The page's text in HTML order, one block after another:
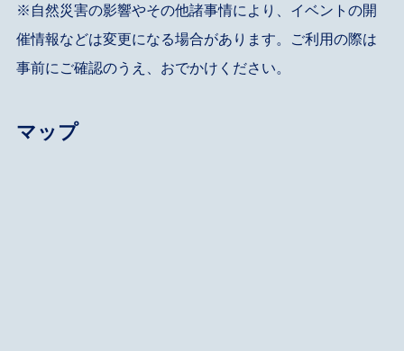
※自然災害の影響やその他諸事情により、イベントの開
催情報などは変更になる場合があります。ご利用の際は
事前にご確認のうえ、おでかけください。
マップ